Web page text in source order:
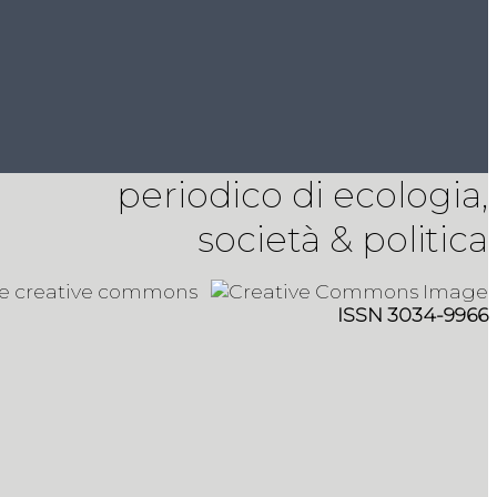
periodico di ecologia,
società & politica
creative commons
ISSN 3034-9966